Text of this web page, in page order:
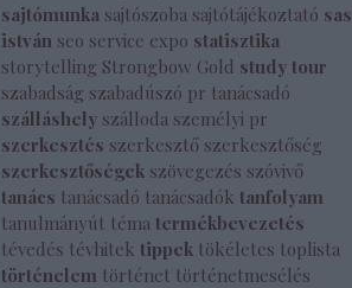
sajtómunka sajtószoba sajtótájékoztató sas
istván seo service expo statisztika
storytelling Strongbow Gold study tour
szabadság szabadúszó pr tanácsadó
szálláshely szálloda személyi pr
szerkesztés szerkesztő szerkesztőség
szerkesztőségek szövegezés szóvivő
tanács tanácsadó tanácsadók tanfolyam
tanulmányút téma termékbevezetés
tévedés tévhitek tippek tökéletes toplista
történelem történet történetmesélés